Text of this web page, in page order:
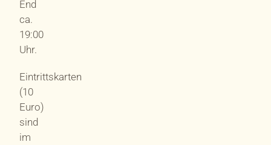
End
ca.
19:00
Uhr.
Eintrittskarten
(10
Euro)
sind
im